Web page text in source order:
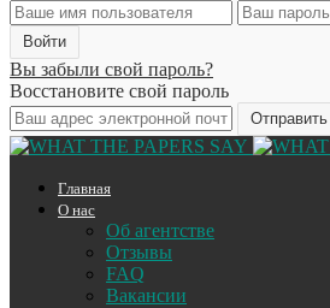
Вы забыли свой пароль?
Восстановите свой пароль
Главная
О нас
Об агентстве
Отзывы
FAQ
Вакансии